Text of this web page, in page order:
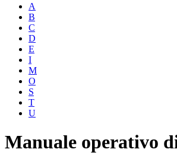
A
B
C
D
E
I
M
O
S
T
U
Manuale operativo